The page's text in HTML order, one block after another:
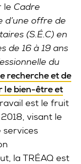
le Cadre
d’une offre de
(S.É.C) en
de 16 à 19 ans
du
recherche et de
le bien-être et
est le fruit
visant le
services
la TRÉAQ est